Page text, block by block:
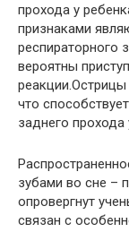
прохода у
признаками
респираторного
вероятны
что
заднего прохода
зубами во сне –
опровергнут
связан с